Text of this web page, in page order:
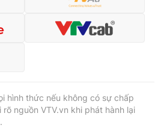
Shorts video
Bất động sản
hình thức nếu không có sự chấp
nguồn VTV.vn khi phát hành lại